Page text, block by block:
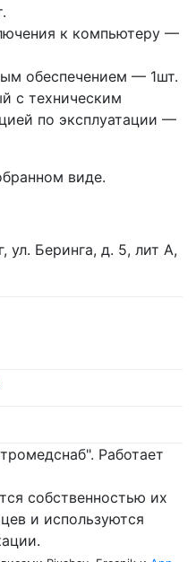
к компьютеру —
обеспечением — 1шт.
с техническим
по эксплуатации —
виде.
ул. Беринга, д. 5, лит А,
Работает
собственностью их
и используются